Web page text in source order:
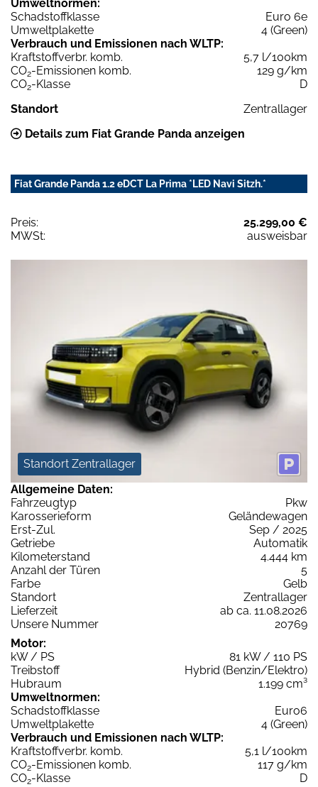
Umweltnormen:
Schadstoffklasse
Euro 6e
Umweltplakette
4 (Green)
Verbrauch und Emissionen nach WLTP:
Kraftstoffverbr. komb.
5,7 l/100km
CO2-Emissionen komb.
129 g/km
CO2-Klasse
D
Standort
Zentrallager
Details zum Fiat Grande Panda anzeigen
Fiat Grande Panda 1.2 eDCT La Prima *LED Navi Sitzh.*
Preis:
25.299,00 €
MWSt:
ausweisbar
Standort Zentrallager
Allgemeine Daten:
Fahrzeugtyp
Pkw
Karosserieform
Geländewagen
Erst-Zul.
Sep / 2025
Getriebe
Automatik
Kilometerstand
4.444 km
Anzahl der Türen
5
Farbe
Gelb
Standort
Zentrallager
Lieferzeit
ab ca. 11.08.2026
Unsere Nummer
20769
Motor:
kW / PS
81 kW / 110 PS
Treibstoff
Hybrid (Benzin/Elektro)
Hubraum
1.199 cm³
Umweltnormen:
Schadstoffklasse
Euro6
Umweltplakette
4 (Green)
Verbrauch und Emissionen nach WLTP:
Kraftstoffverbr. komb.
5,1 l/100km
CO2-Emissionen komb.
117 g/km
CO2-Klasse
D